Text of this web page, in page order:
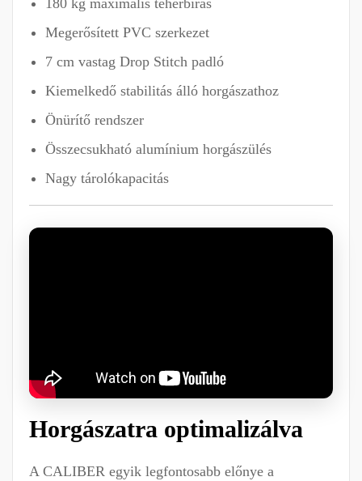
Megerősített PVC szerkezet
7 cm vastag Drop Stitch padló
Kiemelkedő stabilitás álló horgászathoz
Önürítő rendszer
Összecsukható alumínium horgászülés
Nagy tárolókapacitás
Horgászatra optimalizálva
A CALIBER egyik legfontosabb előnye a